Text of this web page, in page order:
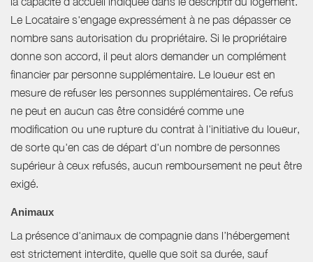
Le Locataire s'engage expressément à ne pas dépasser ce
nombre sans autorisation du propriétaire. Si le propriétaire
donne son accord, il peut alors demander un complément
financier par personne supplémentaire. Le loueur est en
mesure de refuser les personnes supplémentaires. Ce refus
ne peut en aucun cas être considéré comme une
modification ou une rupture du contrat à l'initiative du loueur,
de sorte qu'en cas de départ d'un nombre de personnes
supérieur à ceux refusés, aucun remboursement ne peut être
exigé.
Animaux
La présence d'animaux de compagnie dans l’hébergement
est strictement interdite, quelle que soit sa durée, sauf